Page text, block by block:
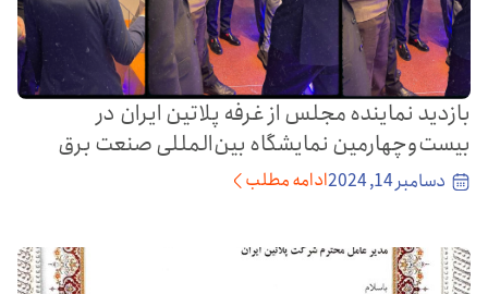
بازدید نماینده مجلس از غرفه پلاتین ایران در
بیست‌وچهارمین نمایشگاه بین‌المللی صنعت برق
دسامبر 14, 2024 ادامه مطلب